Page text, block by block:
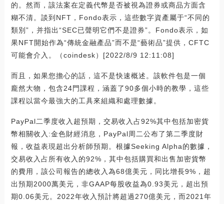
的。然而，該法案在定義代幣是否被視為證券或商品方面含
糊不清。談到NFT，Fondo表示，這些數字資產屬于“不同的
類別”，并指出“SEC已聲明它們不是證券”。Fondo表示，如
果NFT開始作為“傳統金融產品”而不是“藝術品”提供，CFTC
可能會介入。（coindesk）[2022/8/9 12:11:08]
而且，如果您擔心的話，這不是快速概述。該軟件包是一個
龐然大物，包含24門課程，涵蓋了90多個小時的教學，這些
課程以當今最強大的工具來組織和處理數據。
PayPal二季度收入超預期，交易收入占92%其中包括加密貨
幣相關收入:金色財經消息，PayPal周二公布了第二季度財
報，收益表現超出分析師預期。根據Seeking Alpha的數據，
交易收入占所有收入的92%，其中包括購買和出售加密貨幣
的費用，該公司報告的總收入為68億美元，同比增長9%，超
出預期2000萬美元，非GAAP每股收益為0.93美元，超出預
期0.06美元。2022年收入預計將超過270億美元，而2021年